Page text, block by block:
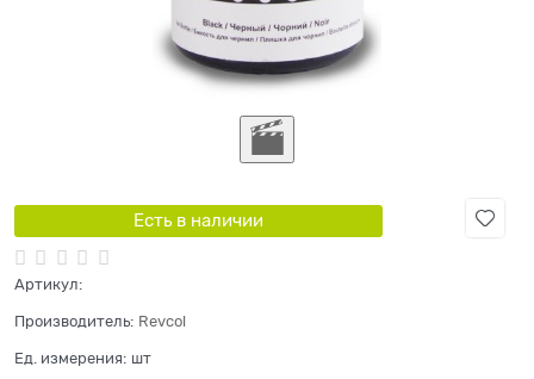
Есть в наличии
Артикул:
Производитель: Revcol
Ед. измерения: шт